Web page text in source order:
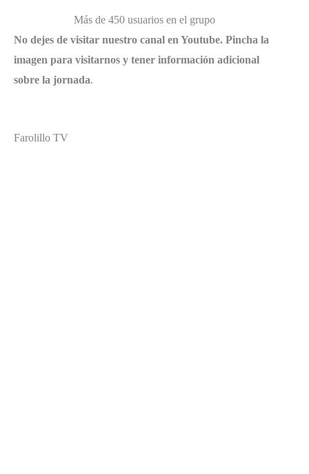
Más de 450 usuarios en el grupo
No dejes de visitar nuestro canal en Youtube. Pincha la
imagen para visitarnos y tener información adicional
sobre la jornada.
Farolillo TV